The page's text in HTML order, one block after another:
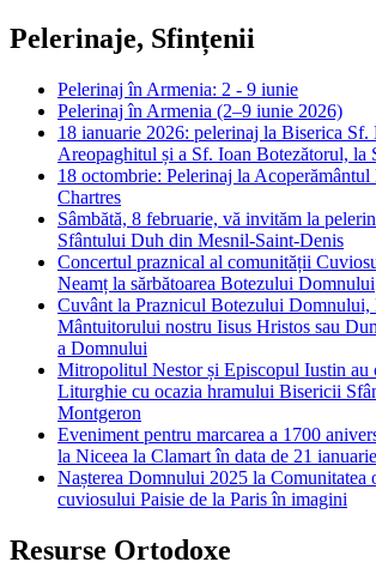
Pelerinaje, Sfințenii
Pelerinaj în Armenia: 2 - 9 iunie
Pelerinaj în Armenia (2–9 iunie 2026)
18 ianuarie 2026: pelerinaj la Biserica Sf.
Areopaghitul și a Sf. Ioan Botezătorul, la
18 octombrie: Pelerinaj la
Chartres
Sâmbătă, 8 februarie, vă invităm la
Sfântului Duh din Mesnil-Saint-Denis
Concertul praznical al comunității
Neamț la sărbătoarea Botezului Domnului
Cuvânt la Praznicul Botezului Domnului,
Mântuitorului nostru Iisus Hristos sau
a Domnului
Mitropolitul Nestor și Episcopul Iustin au
Liturghie cu ocazia hramului Bisericii
Montgeron
Eveniment pentru marcarea a 1700
la Niceea la Clamart în data de 21
Nașterea Domnului 2025 la Comunitatea
cuviosului Paisie de la Paris în imagini
Resurse Ortodoxe